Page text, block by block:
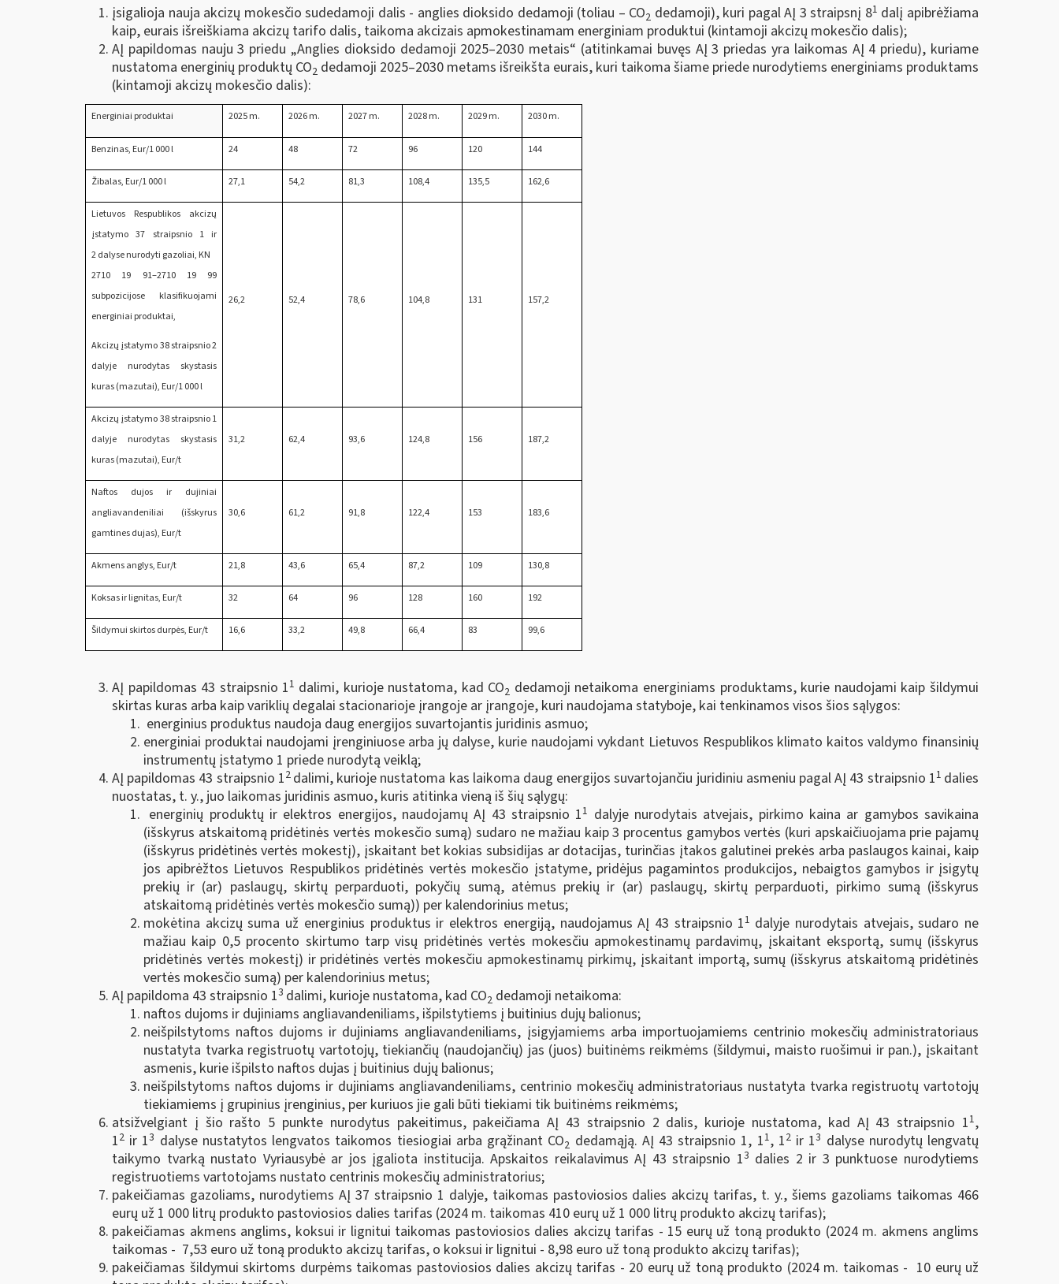
įsigalioja nauja akcizų mokesčio sudedamoji dalis - anglies dioksido dedamoji (toliau – CO2 dedamoji), kuri pagal AĮ 3 straipsnį 81 dalį apibrėžiama
kaip, eurais išreiškiama akcizų tarifo dalis, taikoma akcizais apmokestinamam energiniam produktui (kintamoji akcizų mokesčio dalis);
AĮ papildomas nauju 3 priedu „Anglies dioksido dedamoji 2025–2030 metais“ (atitinkamai buvęs AĮ 3 priedas yra laikomas AĮ 4 priedu), kuriame
nustatoma energinių produktų CO2 dedamoji 2025–2030 metams išreikšta eurais, kuri taikoma šiame priede nurodytiems energiniams produktams
(kintamoji akcizų mokesčio dalis):
Energiniai produktai 2025 m. 2026 m. 2027 m. 2028 m. 2029 m. 2030 m.
Benzinas, Eur/1 000 l 24 48 72 96 120 144
Žibalas, Eur/1 000 l 27,1 54,2 81,3 108,4 135,5 162,6
Lietuvos Respublikos akcizų
įstatymo 37 straipsnio 1 ir
2 dalyse nurodyti gazoliai, KN
2710 19 91‒2710 19 99
subpozicijose klasifikuojami
energiniai produktai,
Akcizų įstatymo 38 straipsnio 2
dalyje nurodytas skystasis
kuras (mazutai), Eur/1 000 l
26,2 52,4 78,6 104,8 131 157,2
Akcizų įstatymo 38 straipsnio 1
dalyje nurodytas skystasis
kuras (mazutai), Eur/t
31,2 62,4 93,6 124,8 156 187,2
Naftos dujos ir dujiniai
angliavandeniliai (išskyrus
gamtines dujas), Eur/t
30,6 61,2 91,8 122,4 153 183,6
Akmens anglys, Eur/t 21,8 43,6 65,4 87,2 109 130,8
Koksas ir lignitas, Eur/t 32 64 96 128 160 192
Šildymui skirtos durpės, Eur/t 16,6 33,2 49,8 66,4 83 99,6
AĮ papildomas 43 straipsnio 11 dalimi, kurioje nustatoma, kad CO2 dedamoji netaikoma energiniams produktams, kurie naudojami kaip šildymui
skirtas kuras arba kaip variklių degalai stacionarioje įrangoje ar įrangoje, kuri naudojama statyboje, kai tenkinamos visos šios sąlygos:
energinius produktus naudoja daug energijos suvartojantis juridinis asmuo;
energiniai produktai naudojami įrenginiuose arba jų dalyse, kurie naudojami vykdant Lietuvos Respublikos klimato kaitos valdymo finansinių
instrumentų įstatymo 1 priede nurodytą veiklą;
AĮ papildomas 43 straipsnio 12 dalimi, kurioje nustatoma kas laikoma daug energijos suvartojančiu juridiniu asmeniu pagal AĮ 43 straipsnio 11 dalies
nuostatas, t. y., juo laikomas juridinis asmuo, kuris atitinka vieną iš šių sąlygų:
energinių produktų ir elektros energijos, naudojamų AĮ 43 straipsnio 11 dalyje nurodytais atvejais, pirkimo kaina ar gamybos savikaina
(išskyrus atskaitomą pridėtinės vertės mokesčio sumą) sudaro ne mažiau kaip 3 procentus gamybos vertės (kuri apskaičiuojama prie pajamų
(išskyrus pridėtinės vertės mokestį), įskaitant bet kokias subsidijas ar dotacijas, turinčias įtakos galutinei prekės arba paslaugos kainai, kaip
jos apibrėžtos Lietuvos Respublikos pridėtinės vertės mokesčio įstatyme, pridėjus pagamintos produkcijos, nebaigtos gamybos ir įsigytų
prekių ir (ar) paslaugų, skirtų perparduoti, pokyčių sumą, atėmus prekių ir (ar) paslaugų, skirtų perparduoti, pirkimo sumą (išskyrus
atskaitomą pridėtinės vertės mokesčio sumą)) per kalendorinius metus;
mokėtina akcizų suma už energinius produktus ir elektros energiją, naudojamus AĮ 43 straipsnio 11 dalyje nurodytais atvejais, sudaro ne
mažiau kaip 0,5 procento skirtumo tarp visų pridėtinės vertės mokesčiu apmokestinamų pardavimų, įskaitant eksportą, sumų (išskyrus
pridėtinės vertės mokestį) ir pridėtinės vertės mokesčiu apmokestinamų pirkimų, įskaitant importą, sumų (išskyrus atskaitomą pridėtinės
vertės mokesčio sumą) per kalendorinius metus;
AĮ papildoma 43 straipsnio 13 dalimi, kurioje nustatoma, kad CO2 dedamoji netaikoma:
naftos dujoms ir dujiniams angliavandeniliams, išpilstytiems į buitinius dujų balionus;
neišpilstytoms naftos dujoms ir dujiniams angliavandeniliams, įsigyjamiems arba importuojamiems centrinio mokesčių administratoriaus
nustatyta tvarka registruotų vartotojų, tiekiančių (naudojančių) jas (juos) buitinėms reikmėms (šildymui, maisto ruošimui ir pan.), įskaitant
asmenis, kurie išpilsto naftos dujas į buitinius dujų balionus;
neišpilstytoms naftos dujoms ir dujiniams angliavandeniliams, centrinio mokesčių administratoriaus nustatyta tvarka registruotų vartotojų
tiekiamiems į grupinius įrenginius, per kuriuos jie gali būti tiekiami tik buitinėms reikmėms;
atsižvelgiant į šio rašto 5 punkte nurodytus pakeitimus, pakeičiama AĮ 43 straipsnio 2 dalis, kurioje nustatoma, kad AĮ 43 straipsnio 11,
12 ir 13 dalyse nustatytos lengvatos taikomos tiesiogiai arba grąžinant CO2 dedamąją. AĮ 43 straipsnio 1, 11, 12ir 13 dalyse nurodytų lengvatų
taikymo tvarką nustato Vyriausybė ar jos įgaliota institucija. Apskaitos reikalavimus AĮ 43 straipsnio 13 dalies 2 ir 3 punktuose nurodytiems
registruotiems vartotojams nustato centrinis mokesčių administratorius;
pakeičiamas gazoliams, nurodytiems AĮ 37 straipsnio 1 dalyje, taikomas pastoviosios dalies akcizų tarifas, t. y., šiems gazoliams taikomas 466
eurų už 1 000 litrų produkto pastoviosios dalies tarifas (2024 m. taikomas 410 eurų už 1 000 litrų produkto akcizų tarifas);
pakeičiamas akmens anglims, koksui ir lignitui taikomas pastoviosios dalies akcizų tarifas - 15 eurų už toną produkto (2024 m. akmens anglims
taikomas - 7,53 euro už toną produkto akcizų tarifas, o koksui ir lignitui - 8,98 euro už toną produkto akcizų tarifas);
pakeičiamas šildymui skirtoms durpėms taikomas pastoviosios dalies akcizų tarifas - 20 eurų už toną produkto (2024 m. taikomas - 10 eurų už